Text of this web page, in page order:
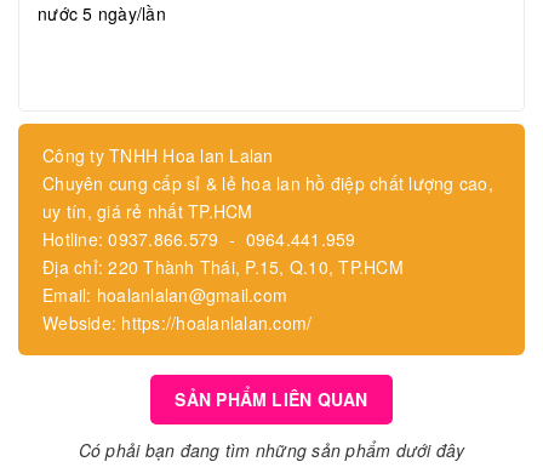
nước 5 ngày/lần
Công ty TNHH Hoa lan Lalan
Chuyên cung cấp sỉ & lẻ hoa lan hồ điệp chất lượng cao,
uy tín, giá rẻ nhất TP.HCM
Hotline: 0937.866.579 - 0964.441.959
Địa chỉ: 220 Thành Thái, P.15, Q.10, TP.HCM
Email: hoalanlalan@gmail.com
Webside: https://hoalanlalan.com/
SẢN PHẨM LIÊN QUAN
Có phải bạn đang tìm những sản phẩm dưới đây